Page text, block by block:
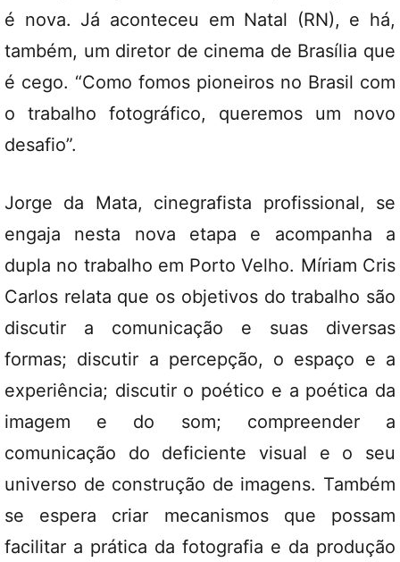
é nova. Já aconteceu em Natal (RN), e há,
também, um diretor de cinema de Brasília que
é cego. “Como fomos pioneiros no Brasil com
o trabalho fotográfico, queremos um novo
desafio”.
Jorge da Mata, cinegrafista profissional, se
engaja nesta nova etapa e acompanha a
dupla no trabalho em Porto Velho. Míriam Cris
Carlos relata que os objetivos do trabalho são
discutir a comunicação e suas diversas
formas; discutir a percepção, o espaço e a
experiência; discutir o poético e a poética da
imagem e do som; compreender a
comunicação do deficiente visual e o seu
universo de construção de imagens. Também
se espera criar mecanismos que possam
facilitar a prática da fotografia e da produção